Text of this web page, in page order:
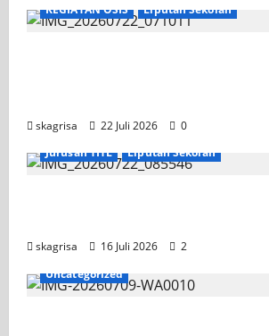
KEGIATAN OSIS Liputan Sekolah
skagrisa 22 Juli 2026
0
Jurusan TITL
Liputan Sekolah
skagrisa 16 Juli 2026
2
Uncategorized